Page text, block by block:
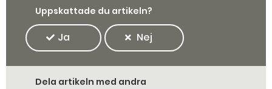
Uppskattade du artikeln?
Ja Nej
Dela artikeln med andra